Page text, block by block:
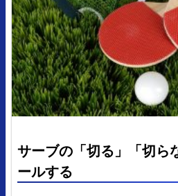
サーブの「切る」「切ら
ールする